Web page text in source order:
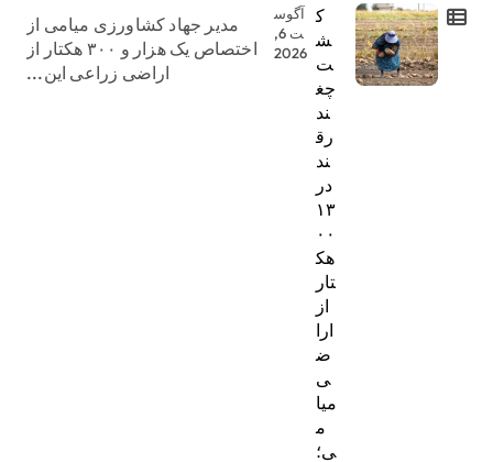
ک
ش
ت
چغ
ند
رق
ند
در
۱۳
۰۰
هک
تار
از
ارا
ض
ی
میا
م
ی؛
آگوس
ت 6,
2026
مدیر جهاد کشاورزی میامی از
اختصاص یک هزار و ۳۰۰ هکتار از
اراضی زراعی این...